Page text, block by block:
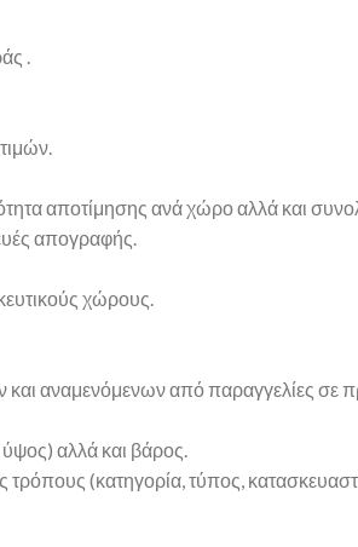
.
αποτίμησης ανά χώρο αλλά και
απογραφής.
χώρους.
αναμενόμενων από παραγγελίες σε
αλλά και βάρος.
(κατηγορία, τύπος,